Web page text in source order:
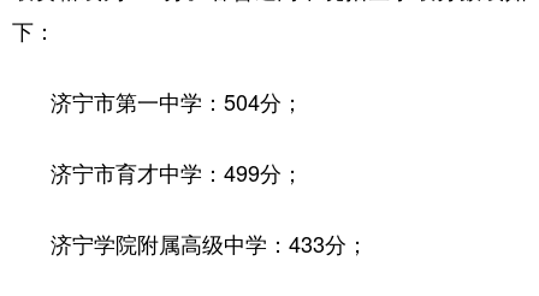
下：
济宁市第一中学：504分；
济宁市育才中学：499分；
济宁学院附属高级中学：433分；